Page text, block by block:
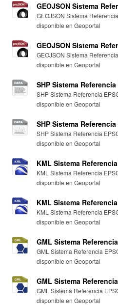
GEOJSON Sistema
GEOJSON Sistema
disponible en Geoportal
GEOJSON Sistema
GEOJSON Sistema
disponible en Geoportal
SHP Sistema Referencia
SHP Sistema Referencia
disponible en Geoportal
SHP Sistema Referencia
SHP Sistema Referencia
disponible en Geoportal
KML Sistema
KML Sistema Referencia
disponible en Geoportal
KML Sistema
KML Sistema Referencia
disponible en Geoportal
GML Sistema
GML Sistema Referencia
disponible en Geoportal
GML Sistema
GML Sistema Referencia
disponible en Geoportal